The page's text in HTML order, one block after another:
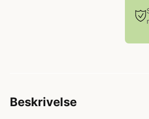
Beskrivelse